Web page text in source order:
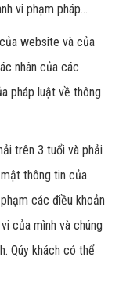
vi phạm pháp...
website và của
nhân của các
pháp luật về thông
trên 3 tuổi và phải
thông tin của
các điều khoản
của mình và chúng
Qúy khách có thể